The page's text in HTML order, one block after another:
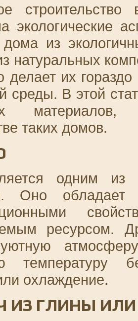
экологические
дома из
натуральных
делает их
среды. В этой
таких домов.
одним из
Оно обладает
ресурсом.
уютную
температуру
охлаждение.
ИЗ ГЛИНЫ